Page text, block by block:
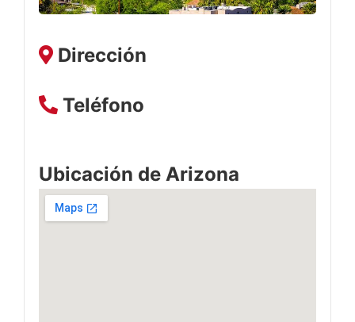
Dirección
Teléfono
Ubicación de Arizona